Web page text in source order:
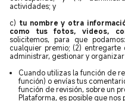
actividades; y
c) tu nombre y otra
como tus fotos, videos,
solicitemos, para que
cualquier premio; (2)
administrar, gestionar y
Cuando utilizas la función de
función) o envías tus
función de revisión, sobre un
Plataforma, es posible que nos